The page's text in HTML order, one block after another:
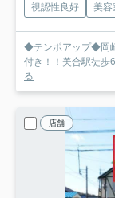
視認性良好
美容
◆テンポアップ◆岡
付き！！美合駅徒歩
る
店舗